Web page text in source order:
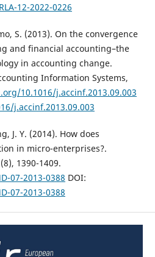
12-2022-0226
S. (2013). On the convergence
and financial accounting–the
in accounting change.
Information Systems,
10.1016/j.accinf.2013.09.003
j.accinf.2013.09.003
J. Y. (2014). How does
in micro-enterprises?.
1390-1409.
07-2013-0388 DOI:
07-2013-0388